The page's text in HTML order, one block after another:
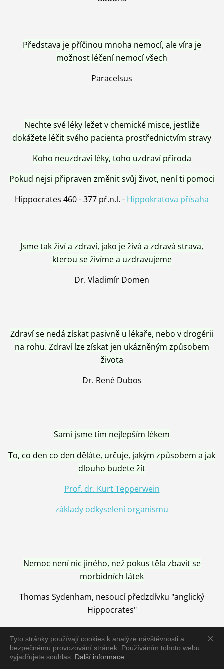
Tyto stránky používají cookies k analýze návštěvnosti a
bezpečnému provozování stránek. Používáním tohoto webu
vyjadřujete souhlas. Další informace
Představa je příčinou mnoha nemocí, ale víra je
možnost léčení nemocí všech
Paracelsus
Nechte své léky ležet v chemické misce, jestliže
dokážete léčit svého pacienta prostřednictvím stravy
Koho neuzdraví léky, toho uzdraví příroda
Pokud nejsi připraven změnit svůj život, není ti pomoci
Hippocrates 460 - 377 př.n.l. - Hippokratova přísaha
Jsme tak živí a zdraví, jako je živá a zdravá strava,
kterou se živíme a uzdravujeme
Dr. Vladimír Domen
Zdraví se nedá získat pasivně u lékaře, nebo v drogérii
na rohu. Zdraví lze získat jen ukázněným způsobem
života
Dr. René Dubos
Sami jsme tím nejlepším lékem
To, co den co den děláte, určuje, jakým způsobem a jak
dlouho budete žít
Prof. dr. Kurt Tepperwein
základy odkyselení organismu
Nemoc není nic jiného, než pokus těla zbavit se
morbidních látek
Thomas Sydenham, nesoucí předzdívku "anglický
Hippocrates"
Nemoc je vyléčena jen pomocí Přírody, neutralizací a